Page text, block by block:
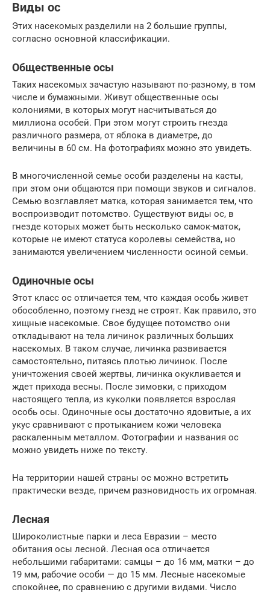
Виды ос
Этих насекомых разделили на 2 большие группы,
согласно основной классификации.
Общественные осы
Таких насекомых зачастую называют по-разному, в том
числе и бумажными. Живут общественные осы
колониями, в которых могут насчитываться до
миллиона особей. При этом могут строить гнезда
различного размера, от яблока в диаметре, до
величины в 60 см. На фотографиях можно это увидеть.
В многочисленной семье особи разделены на касты,
при этом они общаются при помощи звуков и сигналов.
Семью возглавляет матка, которая занимается тем, что
воспроизводит потомство. Существуют виды ос, в
гнезде которых может быть несколько самок-маток,
которые не имеют статуса королевы семейства, но
занимаются увеличением численности осиной семьи.
Одиночные осы
Этот класс ос отличается тем, что каждая особь живет
обособленно, поэтому гнезд не строят. Как правило, это
хищные насекомые. Свое будущее потомство они
откладывают на тела личинок различных больших
насекомых. В таком случае, личинка развивается
самостоятельно, питаясь плотью личинок. После
уничтожения своей жертвы, личинка окукливается и
ждет прихода весны. После зимовки, с приходом
настоящего тепла, из куколки появляется взрослая
особь осы. Одиночные осы достаточно ядовитые, а их
укус сравнивают с протыканием кожи человека
раскаленным металлом. Фотографии и названия ос
можно увидеть ниже по тексту.
На территории нашей страны ос можно встретить
практически везде, причем разновидность их огромная.
Лесная
Широколистные парки и леса Евразии – место
обитания осы лесной. Лесная оса отличается
небольшими габаритами: самцы – до 16 мм, матки – до
19 мм, рабочие особи — до 15 мм. Лесные насекомые
спокойнее, по сравнению с другими видами. Число